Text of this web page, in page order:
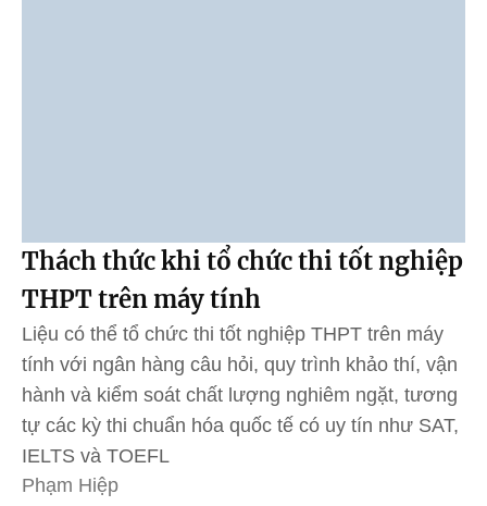
Thách thức khi tổ chức thi tốt nghiệp
THPT trên máy tính
Liệu có thể tổ chức thi tốt nghiệp THPT trên máy
tính với ngân hàng câu hỏi, quy trình khảo thí, vận
hành và kiểm soát chất lượng nghiêm ngặt, tương
tự các kỳ thi chuẩn hóa quốc tế có uy tín như SAT,
IELTS và TOEFL
Phạm Hiệp